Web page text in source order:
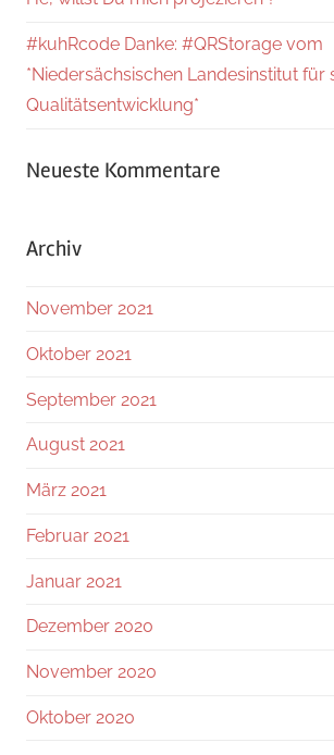
#kuhRcode Danke: #QRStorage vom
*Niedersächsischen Landesinstitut für
Qualitätsentwicklung*
Neueste Kommentare
Archiv
November 2021
Oktober 2021
September 2021
August 2021
März 2021
Februar 2021
Januar 2021
Dezember 2020
November 2020
Oktober 2020